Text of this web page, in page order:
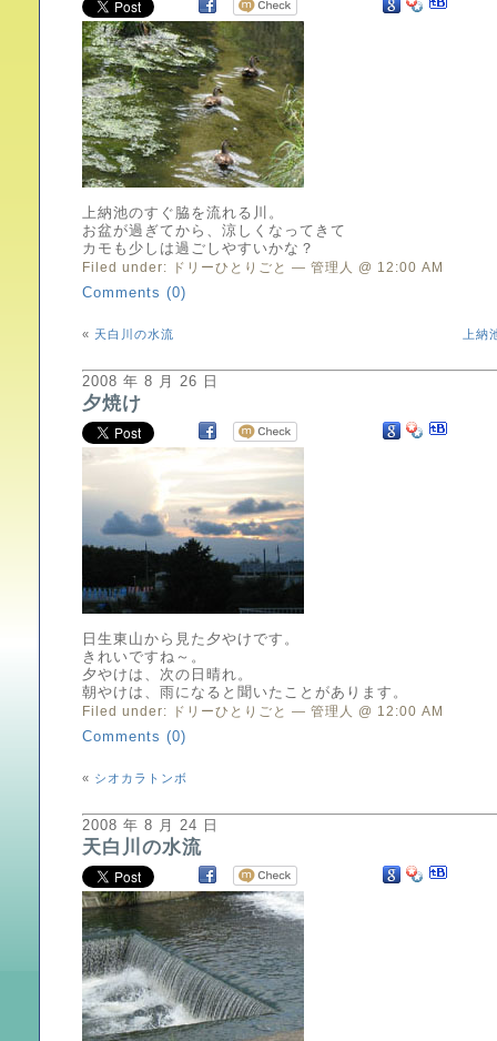
上納池のすぐ脇を流れる川。
お盆が過ぎてから、涼しくなってきて
カモも少しは過ごしやすいかな？
Filed under:
ドリーひとりごと — 管理人 @ 12:00 AM
Comments (0)
« 天白川の水流 上納
2008 年 8 月 26 日
夕焼け
日生東山から見た夕やけです。
きれいですね～。
夕やけは、次の日晴れ。
朝やけは、雨になると聞いたことがあります。
Filed under:
ドリーひとりごと — 管理人 @ 12:00 AM
Comments (0)
« シオカラトンボ
2008 年 8 月 24 日
天白川の水流